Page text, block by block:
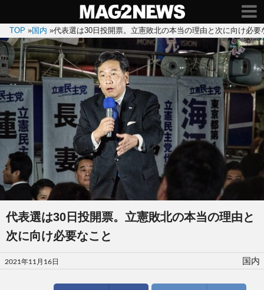
TOP »国内 »代表選は30日投開票。立憲敗北の本当の理由と次に向け必要
代表選は30日投開票。立憲敗北の本当の理由と
次に向け必要なこと
投
稿
2021年11月16日 国内